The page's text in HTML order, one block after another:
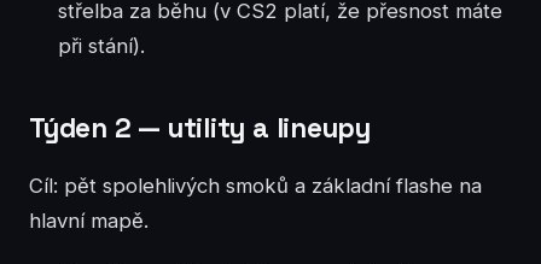
střelba za běhu (v CS2 platí, že přesnost máte
při stání).
Týden 2 — utility a lineupy
Cíl: pět spolehlivých smoků a základní flashe na
hlavní mapě.